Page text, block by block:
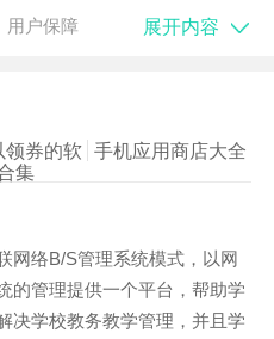
用户保障 展开内容
领券的软
集
手机应用商店大全
网络B/S管理系统模式，以网
的管理提供一个平台，帮助学
决学校教务教学管理，并且学